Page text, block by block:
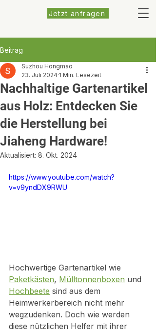
Jetzt anfragen
Beitrag
Nachhaltige Gartenartikel
aus Holz: Entdecken Sie
die Herstellung bei
Jiaheng Hardware!
Suzhou Hongmao
23. Juli 2024 1 Min. Lesezeit
Aktualisiert: 8. Okt. 2024
https://www.youtube.com/watch?
v=v9yndDX9RWU
Hochwertige Gartenartikel wie
Paketkästen, Mülltonnenboxen und
Hochbeete sind aus dem
Heimwerkerbereich nicht mehr
wegzudenken. Doch wie werden
diese nützlichen Helfer mit ihrer